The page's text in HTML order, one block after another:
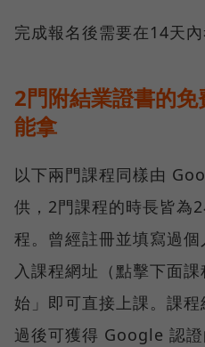
完成報名後需要在14天內
2門附結業證書的
能拿
以下兩門課程同樣由
供，2門課程的時長皆為
程。曾經註冊並填寫過
入課程網址（點擊下面
始」即可直接上課。課
過後可獲得 Google 認證